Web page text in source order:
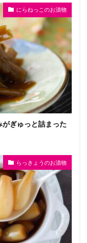
にらねっこのお漬物
ぎゅっと詰まった
らっきょうのお漬物